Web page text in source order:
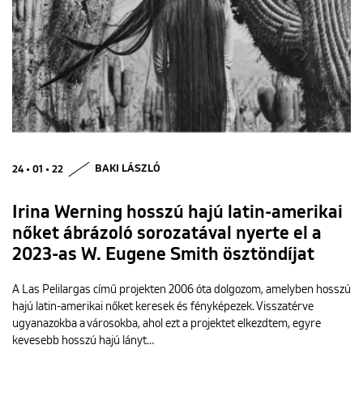
24 • 01 • 22 BAKI LÁSZLÓ
Irina Werning hosszú hajú latin-amerikai
nőket ábrázoló sorozatával nyerte el a
2023-as W. Eugene Smith ösztöndíjat
A Las Pelilargas című projekten 2006 óta dolgozom, amelyben hosszú
hajú latin-amerikai nőket keresek és fényképezek. Visszatérve
ugyanazokba a városokba, ahol ezt a projektet elkezdtem, egyre
kevesebb hosszú hajú lányt…